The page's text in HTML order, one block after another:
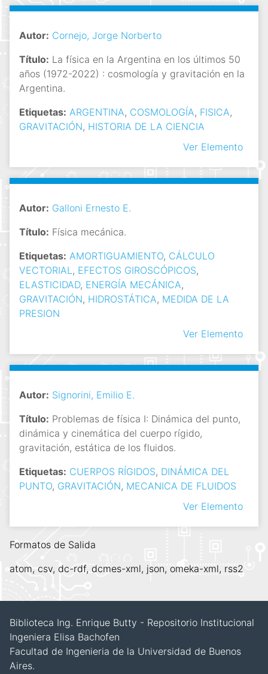
Autor: Cornejo, Jorge Norberto
Título: La física en la Argentina en los últimos 50
años (1972-2022) : cosmología y gravitación en la
Argentina.
Etiquetas: ARGENTINA, COSMOLOGÍA, FISICA,
GRAVITACIÓN, HISTORIA DE LA CIENCIA
Ver Elemento
Autor: Galloni Ernesto E.
Título: Física mecánica.
Etiquetas: AMORTIGUAMIENTO, CÁLCULO
VECTORIAL, EFECTOS GIROSCÓPICOS,
ELASTICIDAD, ENERGÍA MECÁNICA,
GRAVITACIÓN, HIDROSTÁTICA, MEDIDA DE LA
PRESION
Ver Elemento
Autor: Signorini, Emilio E.
Título: Problemas de física I: Dinámica del punto,
dinámica y cinemática del cuerpo rígido,
gravitación, estática de los fluidos.
Etiquetas: CUERPOS RÍGIDOS, DINÁMICA DEL
PUNTO, GRAVITACIÓN, MECANICA DE FLUIDOS
Ver Elemento
Formatos de Salida
atom, csv, dc-rdf, dcmes-xml, json, omeka-xml, rss2
Biblioteca Ing. Enrique Butty - Repositorio Institucional
Ingeniera Elisa Bachofen
Facultad de Ingenieria de la Universidad de Buenos
Aires.